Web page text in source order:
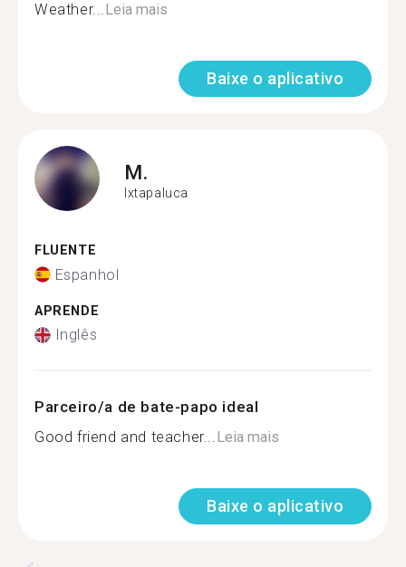
Weather...Leia mais
Baixe o aplicativo
M.
Ixtapaluca
FLUENTE
Espanhol
APRENDE
Inglês
Parceiro/a de bate-papo ideal
Good friend and teacher...Leia mais
Baixe o aplicativo